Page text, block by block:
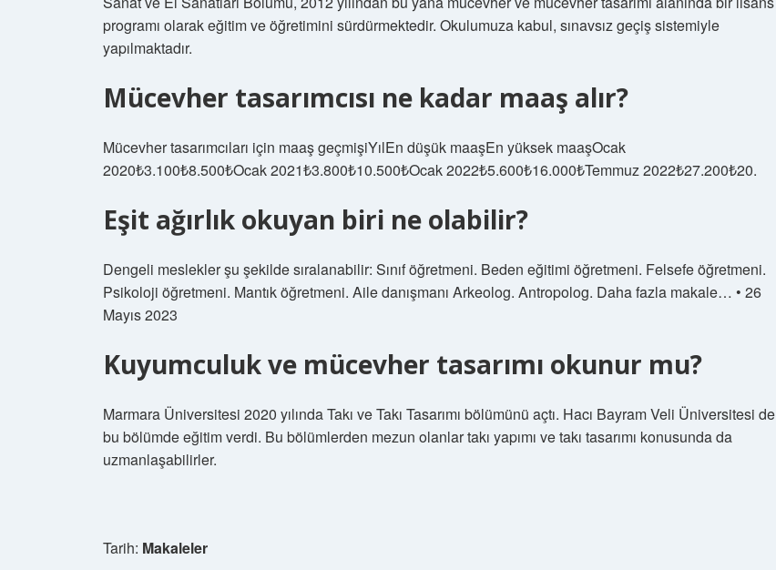
programı olarak eğitim ve öğretimini sürdürmektedir. Okulumuza kabul, sınavsız geçiş sistemiyle
yapılmaktadır.
Mücevher tasarımcısı ne kadar maaş alır?
Mücevher tasarımcıları için maaş geçmişiYılEn düşük maaşEn yüksek maaşOcak
2020₺3.100₺8.500₺Ocak 2021₺3.800₺10.500₺Ocak 2022₺5.600₺16.000₺Temmuz 2022₺27.200₺20.
Eşit ağırlık okuyan biri ne olabilir?
Dengeli meslekler şu şekilde sıralanabilir: Sınıf öğretmeni. Beden eğitimi öğretmeni. Felsefe öğretmeni.
Psikoloji öğretmeni. Mantık öğretmeni. Aile danışmanı Arkeolog. Antropolog. Daha fazla makale… • 26
Mayıs 2023
Kuyumculuk ve mücevher tasarımı okunur mu?
Marmara Üniversitesi 2020 yılında Takı ve Takı Tasarımı bölümünü açtı. Hacı Bayram Veli Üniversitesi de
bu bölümde eğitim verdi. Bu bölümlerden mezun olanlar takı yapımı ve takı tasarımı konusunda da
uzmanlaşabilirler.
Tarih: Makaleler